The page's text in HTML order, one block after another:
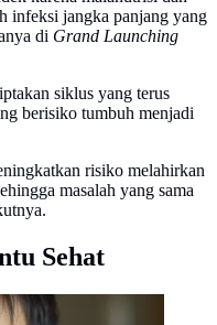
infeksi jangka panjang yang
di Grand Launching
siklus yang terus
berisiko tumbuh menjadi
risiko melahirkan
masalah yang sama
Sehat
Tumbuh Kembang,